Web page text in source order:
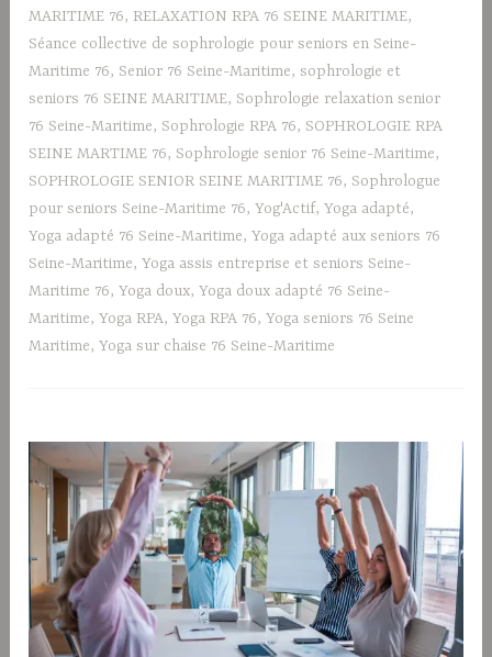
MARITIME 76, RELAXATION RPA 76 SEINE MARITIME,
Séance collective de sophrologie pour seniors en Seine-
Maritime 76, Senior 76 Seine-Maritime,sophrologie et
seniors 76 SEINE MARITIME, Sophrologie relaxation senior
76 Seine-Maritime, Sophrologie RPA 76, SOPHROLOGIE RPA
SEINE MARTIME 76, Sophrologie senior 76 Seine-Maritime,
SOPHROLOGIE SENIOR SEINE MARITIME 76, Sophrologue
pour seniors Seine-Maritime 76,Yog'Actif,Yoga adapté,
Yoga adapté 76 Seine-Maritime,Yoga adapté aux seniors 76
Seine-Maritime,Yoga assis entreprise et seniors Seine-
Maritime 76,Yoga doux,Yoga doux adapté 76 Seine-
Maritime,Yoga RPA,Yoga RPA 76,Yoga seniors 76 Seine
Maritime,Yoga sur chaise 76 Seine-Maritime